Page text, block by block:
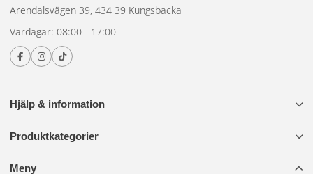
Lämplig för ett brett spektrum av användningsområden,
från professionella yrkesfordon till personliga
hobbyprojekt
Hjälp & information
Produktkategorier
Meny
Arendalsvägen 39, 434 39 Kungsbacka
Vardagar: 08:00 - 17:00